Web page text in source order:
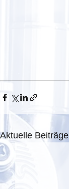
Aktuelle Beiträge